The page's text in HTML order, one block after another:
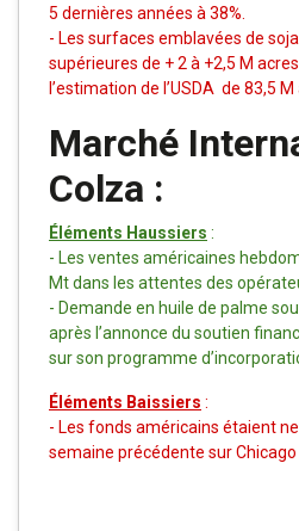
5 dernières années à 38%.
- Les surfaces emblavées de
supérieures de + 2 à +2,5 M
l’estimation de l’USDA de 83,5 M
Marché
Colza :
Éléments Haussiers :
- Les ventes américaines
Mt dans les attentes des
- Demande en huile de palme
après l’annonce du soutien
sur son programme
Éléments Baissiers :
- Les fonds américains étaient
semaine précédente sur Chicago